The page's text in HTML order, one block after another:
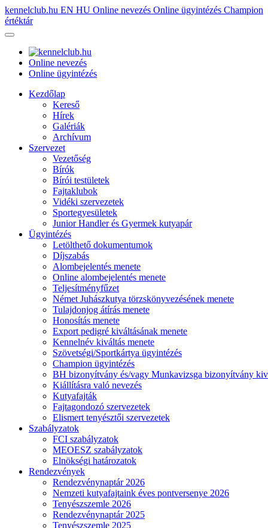
kennelclub.hu EN HU Online nevezés Online ügyintézés Champion
értéktár
Online nevezés
Online ügyintézés
Kezdőlap
Kereső
Hírek
Galériák
Archívum
Szervezet
Vezetőség
Bírók
Bírói testületek
Fajtaklubok
Vidéki szervezetek
Sportegyesületek
Junior Handler és Gyermek kutyapár
Ügyintézés
Letölthető dokumentumok
Díjszabás
Alombejelentés menete
Online alombejelentés menete
Teljesítményfűzet
Német Juhászkutya törzskönyvezésének menete
Tulajdonjog átírás menete
Honosítás menete
Export pedigré kiváltásának menete
Kennelnév kiváltás menete
Szövetségi/Sportkártya ügyintézés
Champion ügyintézés
BH bizonyítvány és/vagy Munkavizsga bizonyítvány
Kiállításra való nevezés
Kutyafajták
Fajtagondozó szervezetek
Elismert tenyésztői szervezetek
Szabályzatok
FCI szabályzatok
MEOESZ szabályzatok
Elnökségi határozatok
Rendezvények
Rendezvénynaptár 2026
Nemzeti kutyafajtaink éves pontversenye 2026
Tenyészszemle 2026
Rendezvénynaptár 2025
Tenyészszemle 2025